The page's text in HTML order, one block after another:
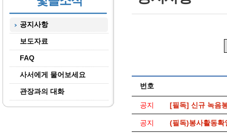
공지사항
보도자료
FAQ
사서에게 물어보세요
관장과의 대화
번호
공지 [필독] 신규 녹음
공지 (필독)봉사활동확